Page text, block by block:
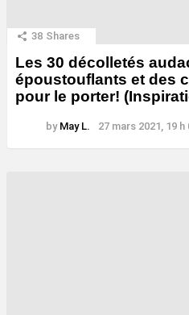
38 Shares
Les 30 décolletés
époustouflants et des
pour le porter!
by May L. 27 mars 2021, 19 h